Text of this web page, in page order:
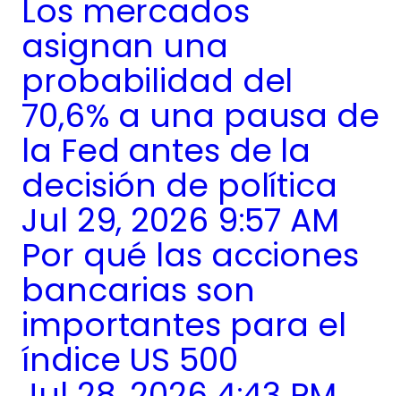
Los mercados
asignan una
probabilidad del
70,6% a una pausa de
la Fed antes de la
decisión de política
Jul 29, 2026 9:57 AM
Por qué las acciones
bancarias son
importantes para el
índice US 500